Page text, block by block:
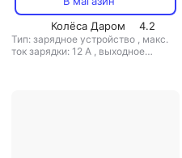
Колёса Даром
4.2
Тип: зарядное устройство , макс.
ток зарядки: 12 А , выходное